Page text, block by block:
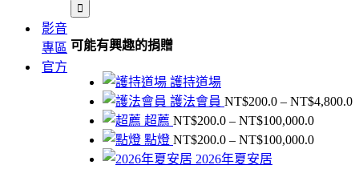
索
果：
可能有興趣的捐贈
護持道場
護法會員 NT$200.0 – NT$4,800.0
超薦 NT$200.0 – NT$100,000.0價
格
點燈 NT$200.0 – NT$100,000.0價
2026年夏安居
影音
專區
官方